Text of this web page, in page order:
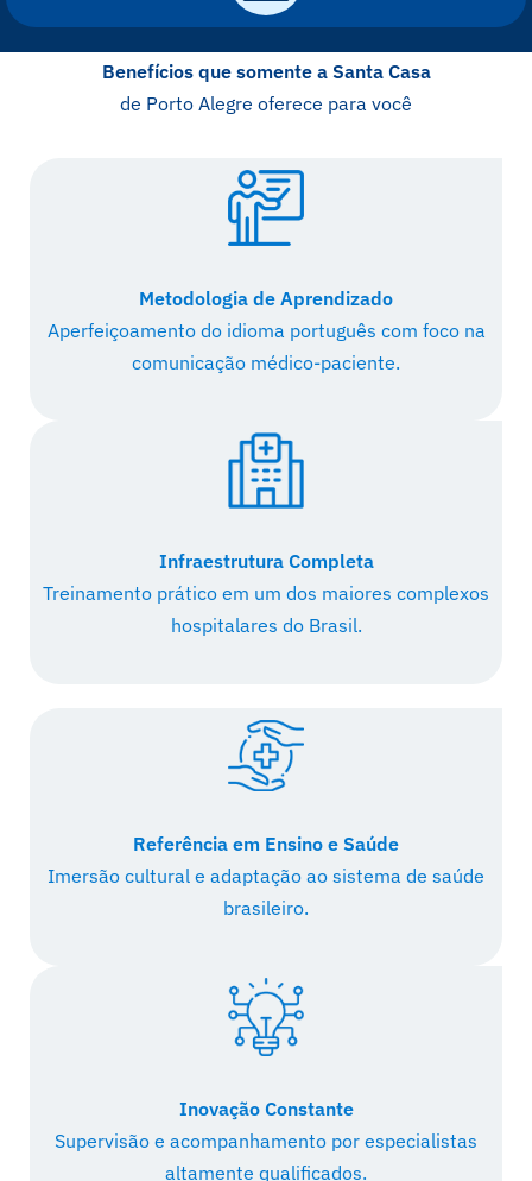
Benefícios que somente a Santa Casa
de Porto Alegre oferece para você
Metodologia de Aprendizado
Aperfeiçoamento do idioma português com foco na
comunicação médico-paciente.
Infraestrutura Completa
Treinamento prático em um dos maiores complexos
hospitalares do Brasil.
Referência em Ensino e Saúde
Imersão cultural e adaptação ao sistema de saúde
brasileiro.
Inovação Constante
Supervisão e acompanhamento por especialistas
altamente qualificados.